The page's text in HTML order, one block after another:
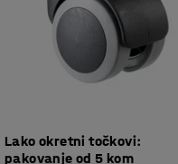
Lako okretni točkovi:
pakovanje od 5 kom